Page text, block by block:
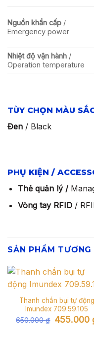
Nguồn khẩn cấp /
Emergency power
Nhiệt độ vận hành /
Operation temperature
TÙY CHỌN MÀU
Đen / Black
PHỤ KIỆN /
Thẻ quản lý /
Vòng tay RFID/
SẢN PHẨM
Thanh chắn bụi tự động
Imundex 709.59.105
650.000₫
Giá
gốc
455.000